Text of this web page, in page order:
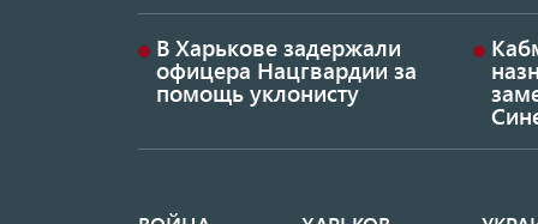
В Харькове задержали
офицера Нацгвардии за
помощь уклонисту